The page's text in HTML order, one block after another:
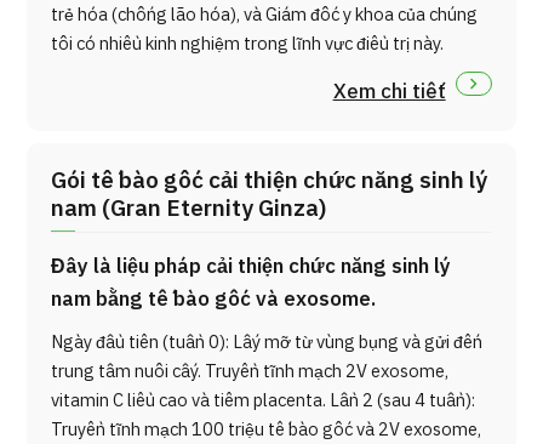
trẻ hóa (chống lão hóa), và Giám đốc y khoa của chúng
tôi có nhiều kinh nghiệm trong lĩnh vực điều trị này.
Xem chi tiết
Gói tế bào gốc cải thiện chức năng sinh lý
nam (Gran Eternity Ginza)
Đây là liệu pháp cải thiện chức năng sinh lý
nam bằng tế bào gốc và exosome.
Ngày đầu tiên (tuần 0): Lấy mỡ từ vùng bụng và gửi đến
trung tâm nuôi cấy. Truyền tĩnh mạch 2V exosome,
vitamin C liều cao và tiêm placenta. Lần 2 (sau 4 tuần):
Truyền tĩnh mạch 100 triệu tế bào gốc và 2V exosome,